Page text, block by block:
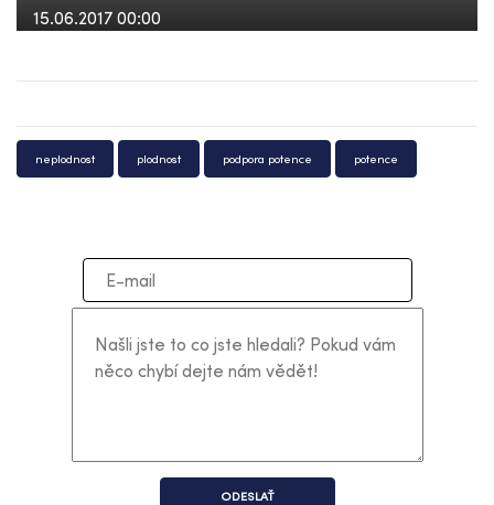
15.06.2017 00:00
neplodnost plodnost podpora potence potence
ODESLAŤ